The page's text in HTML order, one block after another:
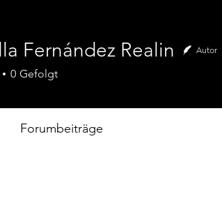
Realin
Fernández Realin Autor
0 Gefolgt
Forumbeiträge